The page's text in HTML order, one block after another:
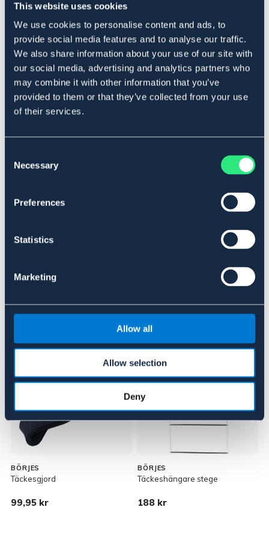
This website uses cookies
We use cookies to personalise content and ads, to
provide social media features and to analyse our traffic.
We also share information about your use of our site with
our social media, advertising and analytics partners who
may combine it with other information that you’ve
provided to them or that they’ve collected from your use
of their services.
Selection
Necessary
Preferences
Statistics
Marketing
Allow all
Allow selection
Deny
Produktbeskrivning
Lagningstejp (1,5 meters rulle) till hästtäcken. Vattentät
tejp som du enkelt kan laga revor i hästtäcken med.
Täcket behöver vara tvättat och rent från damm och
smuts. Klipp lag-tejpen i lagom storlek, rundade hörn
rekommenderas. Ta bort skyddspapperet och pressa
tejpen ordentligt på plats utan veck. Låt täcket ligga i
rumstemperatur 1 dygn för att härda och göra
eventuell impregnering efter lagning.
Art.nr. 99707-NVBU-ONES
Liknande produkter
BÖRJES
Täckesgjord
99,95 kr
BÖRJES
Täckeshängare stege
188 kr